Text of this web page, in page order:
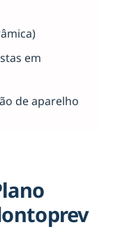
em
de aparelho